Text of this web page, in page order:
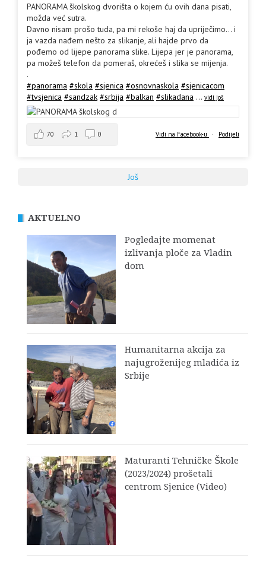
PANORAMA školskog dvorišta o kojem ću ovih dana pisati,
možda već sutra.
Davno nisam prošo tuda, pa mi rekoše haj da upriječimo... i
ja vazda nađem nešto za slikanje, ali hajde prvo da
pođemo od lijepe panorama slike. Lijepa jer je panorama,
pa možeš telefon da pomeraš, okrećeš i slika se mijenja.
.
#panorama #skola #sjenica #osnovnaskola #sjenicacom
#tvsjenica #sandzak #srbija #balkan #slikadana ... vidi još
Vidi na Facebook-u · Podijeli
70 1 0
Još
AKTUELNO
Pogledajte momenat
izlivanja ploče za Vladin
dom
Humanitarna akcija za
najugroženijeg mladića iz
Srbije
Maturanti Tehničke Škole
(2023/2024) prošetali
centrom Sjenice (Video)